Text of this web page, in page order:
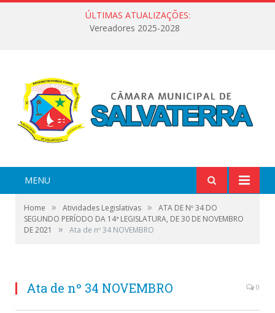
ÚLTIMAS ATUALIZAÇÕES:
Vereadores 2025-2028
MENU
Home » Atividades Legislativas »
ATA DE Nº 34 DO
SEGUNDO PERÍODO DA 14ª LEGISLATURA, DE 30 DE NOVEMBRO
DE 2021
» Ata de nº 34 NOVEMBRO
Ata de nº 34 NOVEMBRO 0